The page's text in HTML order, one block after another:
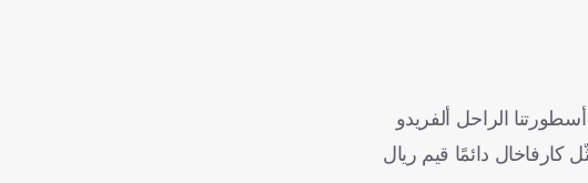
الراحل ألفريدو
كارفاخال دائمًا قيم ريال